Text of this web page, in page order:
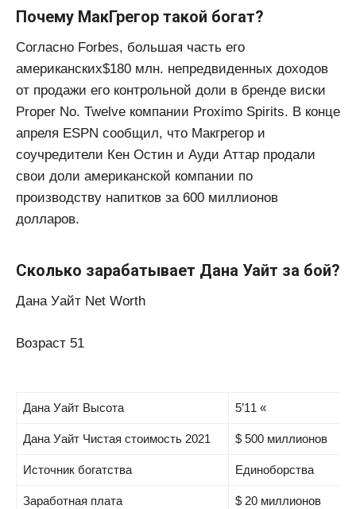
Почему МакГрегор такой богат?
Согласно Forbes, большая часть его
американских$180 млн. непредвиденных доходов
от продажи его контрольной доли в бренде виски
Proper No. Twelve компании Proximo Spirits. В конце
апреля ESPN сообщил, что Макгрегор и
соучредители Кен Остин и Ауди Аттар продали
свои доли американской компании по
производству напитков за 600 миллионов
долларов.
Сколько зарабатывает Дана Уайт за бой?
Дана Уайт Net Worth
Возраст 51
Дана Уайт Высота 5’11 «
Дана Уайт Чистая стоимость 2021 $ 500 миллионов
Источник богатства Единоборства
Заработная плата $ 20 миллионов